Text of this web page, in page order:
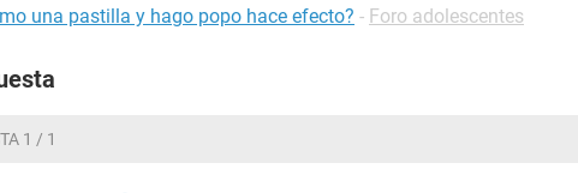
una pastilla y hago popo hace efecto? - Foro adolescentes
1 / 1